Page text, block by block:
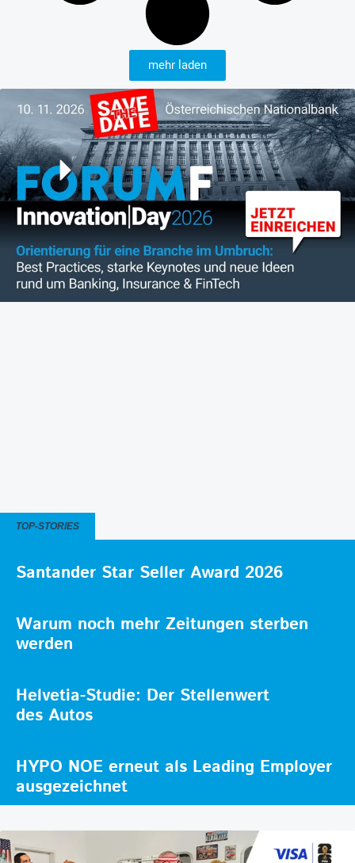
mehr laden
TOP-STORIES
Santander Star Seller Award 2026
Warum noch mehr Zeitungen sterben
werden
Helvetia-Studie: Der Stellenwert
des Autos
HYPO NOE erneut als Leading Employer
ausgezeichnet